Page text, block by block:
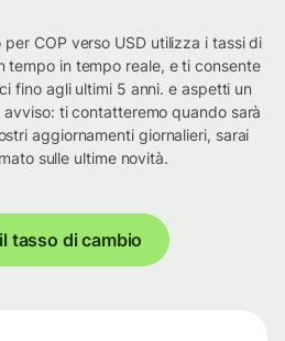
COP verso USD utilizza i tassi di
tempo in tempo reale, e ti consente
fino agli ultimi 5 anni. e aspetti un
ti contatteremo quando sarà
aggiornamenti giornalieri, sarai
sulle ultime novità.
tasso di cambio